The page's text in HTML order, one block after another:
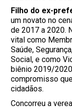
Filho do ex-
um novato no
de 2017 a 2020.
vital como
Saúde,
Social, e como
biênio 2019/
compromisso
cidadãos.
Concorreu a